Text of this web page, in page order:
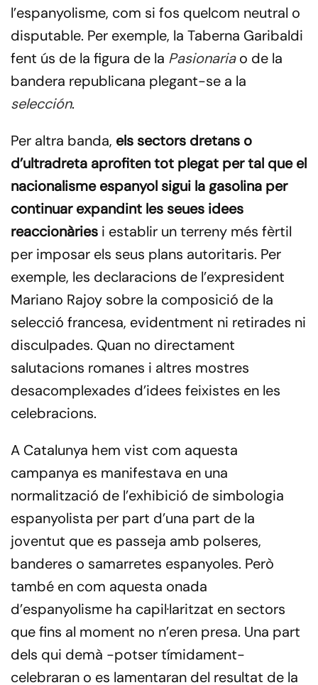
l’espanyolisme, com si fos quelcom neutral o
disputable. Per exemple, la Taberna Garibaldi
fent ús de la figura de la Pasionariao de la
bandera republicana plegant-se a la
selección.
Per altra banda, els sectors dretans o
d’ultradreta aprofiten tot plegat per tal que el
nacionalisme espanyol sigui la gasolina per
continuar expandint les seues idees
reaccionàries i establir un terreny més fèrtil
per imposar els seus plans autoritaris. Per
exemple, les declaracions de l’expresident
Mariano Rajoy sobre la composició de la
selecció francesa, evidentment ni retirades ni
disculpades. Quan no directament
salutacions romanes i altres mostres
desacomplexades d’idees feixistes en les
celebracions.
A Catalunya hem vist com aquesta
campanya es manifestava en una
normalització de l’exhibició de simbologia
espanyolista per part d’una part de la
joventut que es passeja amb polseres,
banderes o samarretes espanyoles. Però
també en com aquesta onada
d’espanyolisme ha capil·laritzat en sectors
que fins al moment no n’eren presa. Una part
dels qui demà -potser tímidament-
celebraran o es lamentaran del resultat de la